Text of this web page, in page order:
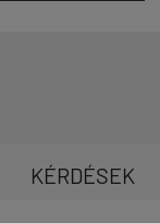
KÉRDÉSEK